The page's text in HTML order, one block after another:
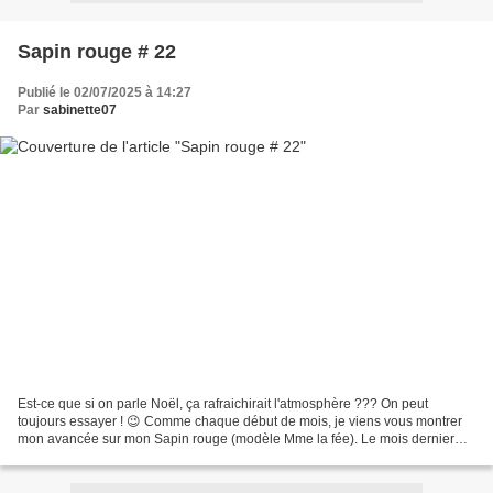
Sapin rouge # 22
Publié le 02/07/2025 à 14:27
Par sabinette07
Est-ce que si on parle Noël, ça rafraichirait l'atmosphère ??? On peut
toujours essayer ! 😉 Comme chaque début de mois, je viens vous montrer
mon avancée sur mon Sapin rouge (modèle Mme la fée). Le mois dernier